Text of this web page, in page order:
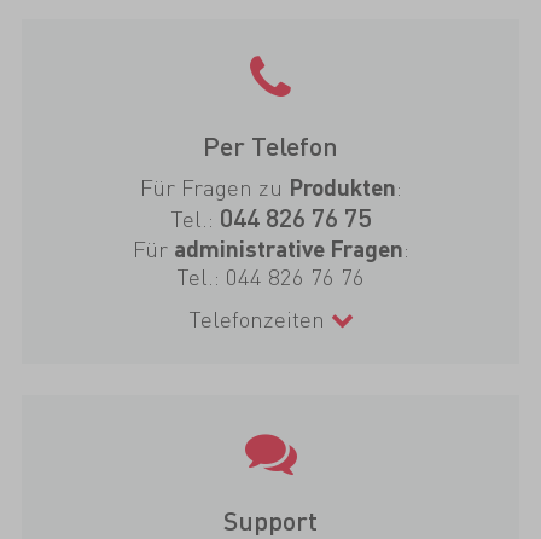
Per Telefon
Für Fragen zu Produkten:
Tel.: 044 826 76 75
Für administrative Fragen:
Tel.: 044 826 76 76
Telefonzeiten
Support